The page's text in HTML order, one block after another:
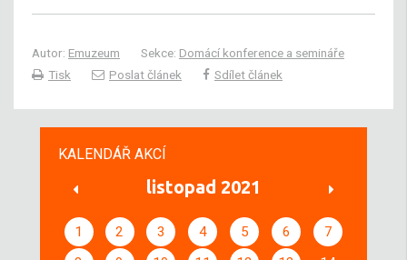
Autor: Emuzeum Sekce: Domácí konference a semináře
Tisk
Poslat článek Sdílet článek
KALENDÁŘ AKCÍ
listopad 2021
1 2 3 4 5 6
7